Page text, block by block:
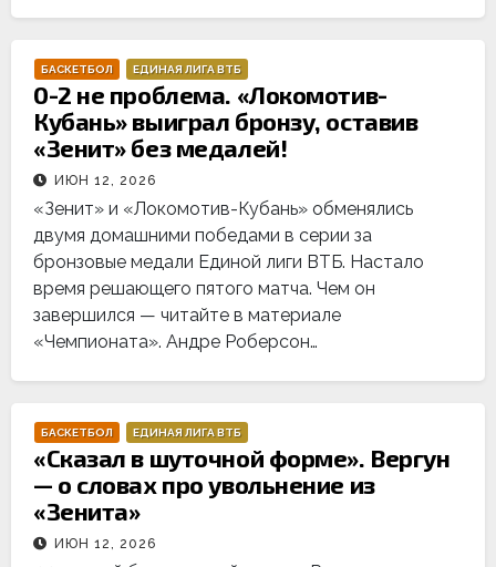
БАСКЕТБОЛ ЕДИНАЯ ЛИГА ВТБ
0-2 не проблема. «Локомотив-
Кубань» выиграл бронзу, оставив
«Зенит» без медалей!
ИЮН 12, 2026
«Зенит» и «Локомотив-Кубань» обменялись
двумя домашними победами в серии за
бронзовые медали Единой лиги ВТБ. Настало
время решающего пятого матча. Чем он
завершился — читайте в материале
«Чемпионата». Андре Роберсон…
БАСКЕТБОЛ ЕДИНАЯ ЛИГА ВТБ
«Сказал в шуточной форме». Вергун
— о словах про увольнение из
«Зенита»
ИЮН 12, 2026